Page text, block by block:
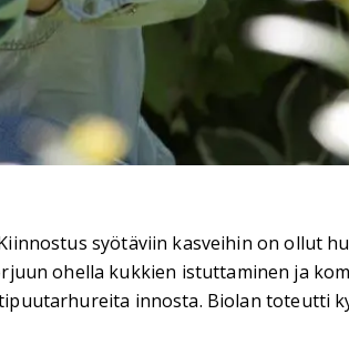
syötäviin kasveihin on ollut
ohella kukkien istuttaminen ja
innosta. Biolan toteutti